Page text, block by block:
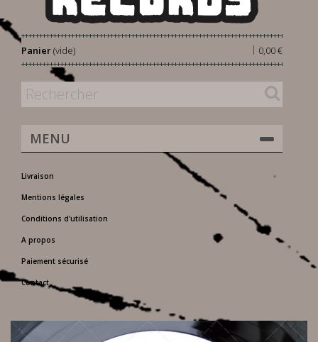
Panier 0,00 €
|
(vide)
MENU
Livraison
Mentions légales
Conditions d'utilisation
A propos
Paiement sécurisé
Contact